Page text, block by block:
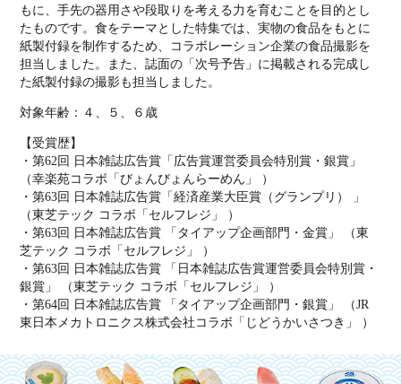
もに、手先の器用さや段取りを考える力を育むことを目的とし
たものです。食をテーマとした特集では、実物の食品をもとに
紙製付録を制作するため、コラボレーション企業の食品撮影を
担当しました。また、誌面の「次号予告」に掲載される完成し
た紙製付録の撮影も担当しました。
対象年齢：４、５、６歳
【受賞歴】
・第62回 日本雑誌広告賞「広告賞運営委員会特別賞・銀賞」
（幸楽苑コラボ「びょんびょんらーめん」 ）
・第63回 日本雑誌広告賞「経済産業大臣賞（グランプリ） 」
（東芝テック コラボ「セルフレジ」 ）
・第63回 日本雑誌広告賞 「タイアップ企画部門・金賞」 （東
芝テック コラボ「セルフレジ」 ）
・第63回 日本雑誌広告賞 「日本雑誌広告賞運営委員会特別賞・
銀賞」 （東芝テック コラボ「セルフレジ」 ）
・第64回 日本雑誌広告賞 「タイアップ企画部門・銀賞」 （JR
東日本メカトロニクス株式会社コラボ「じどうかいさつき」 ）